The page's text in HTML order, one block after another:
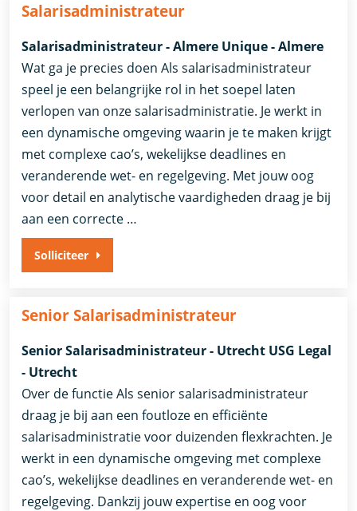
Salarisadministrateur
Salarisadministrateur - Almere Unique - Almere
Wat ga je precies doen Als salarisadministrateur
speel je een belangrijke rol in het soepel laten
verlopen van onze salarisadministratie. Je werkt in
een dynamische omgeving waarin je te maken krijgt
met complexe cao’s, wekelijkse deadlines en
veranderende wet- en regelgeving. Met jouw oog
voor detail en analytische vaardigheden draag je bij
aan een correcte …
Solliciteer
Senior Salarisadministrateur
Senior Salarisadministrateur - Utrecht USG Legal
- Utrecht
Over de functie Als senior salarisadministrateur
draag je bij aan een foutloze en efficiënte
salarisadministratie voor duizenden flexkrachten. Je
werkt in een dynamische omgeving met complexe
cao’s, wekelijkse deadlines en veranderende wet- en
regelgeving. Dankzij jouw expertise en oog voor